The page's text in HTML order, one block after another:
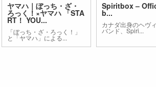
ヤマハ｜ぼっち・ざ・
ろっく！×ヤマハ 「STA
RT！ YOU...
「ぼっち・ざ・ろっく！」
と「ヤマハ」による...
Spiritbox –
b...
カナダ出身のヘヴ
バンド、Spiri...